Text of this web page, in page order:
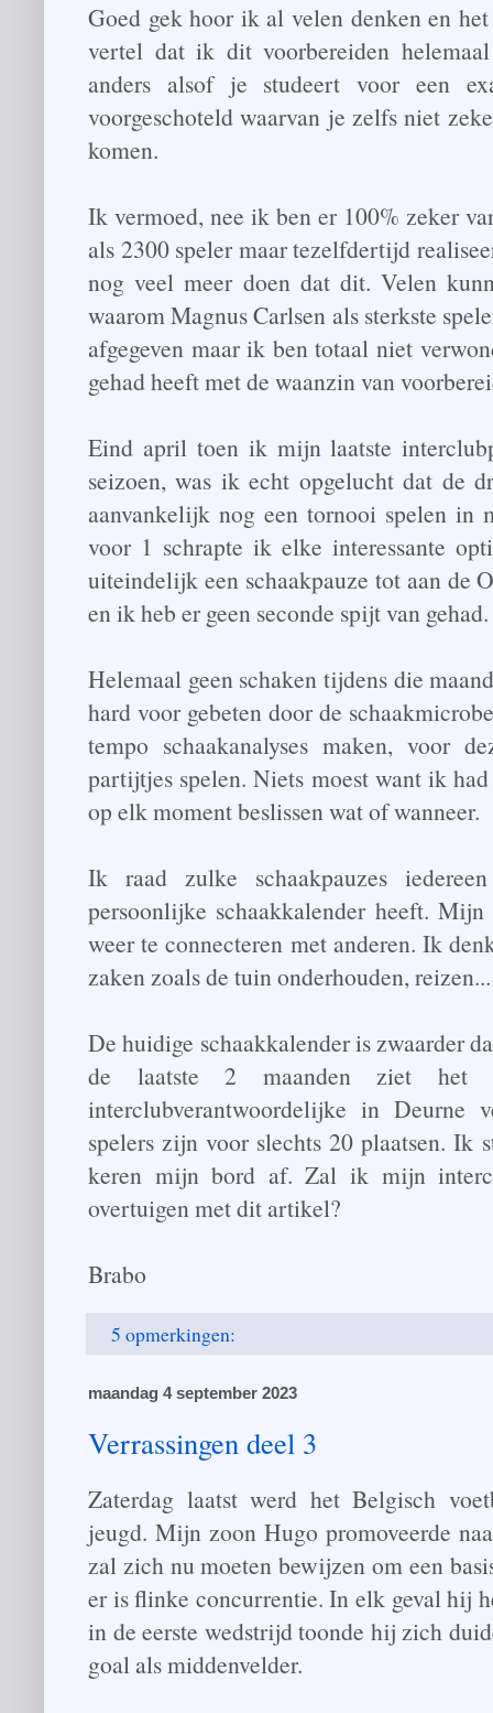
Goed gek hoor ik al velen denken en
vertel dat ik dit voorbereiden
anders alsof je studeert voor een
voorgeschoteld waarvan je zelfs niet
komen.
Ik vermoed, nee ik ben er 100% zeker
als 2300 speler maar tezelfdertijd
nog veel meer doen dat dit. Velen
waarom Magnus Carlsen als sterkste
afgegeven maar ik ben totaal niet
gehad heeft met de waanzin van
Eind april toen ik mijn laatste
seizoen, was ik echt opgelucht dat de
aanvankelijk nog een tornooi spelen
voor 1 schrapte ik elke interessante
uiteindelijk een schaakpauze tot aan de
en ik heb er geen seconde spijt van gehad.
Helemaal geen schaken tijdens die
hard voor gebeten door de
tempo schaakanalyses maken, voor
partijtjes spelen. Niets moest want ik
op elk moment beslissen wat of wanneer.
Ik raad zulke schaakpauzes
persoonlijke schaakkalender heeft.
weer te connecteren met anderen. Ik
zaken zoals de tuin onderhouden, reizen...
De huidige schaakkalender is zwaarder
de laatste 2 maanden ziet
interclubverantwoordelijke in
spelers zijn voor slechts 20 plaatsen. Ik
keren mijn bord af. Zal ik mijn
overtuigen met dit artikel?
Brabo
5 opmerkingen:
maandag 4 september 2023
Verrassingen deel 3
Zaterdag laatst werd het Belgisch
jeugd. Mijn zoon Hugo promoveerde
zal zich nu moeten bewijzen om een
er is flinke concurrentie. In elk geval hij
in de eerste wedstrijd toonde hij zich
goal als middenvelder.